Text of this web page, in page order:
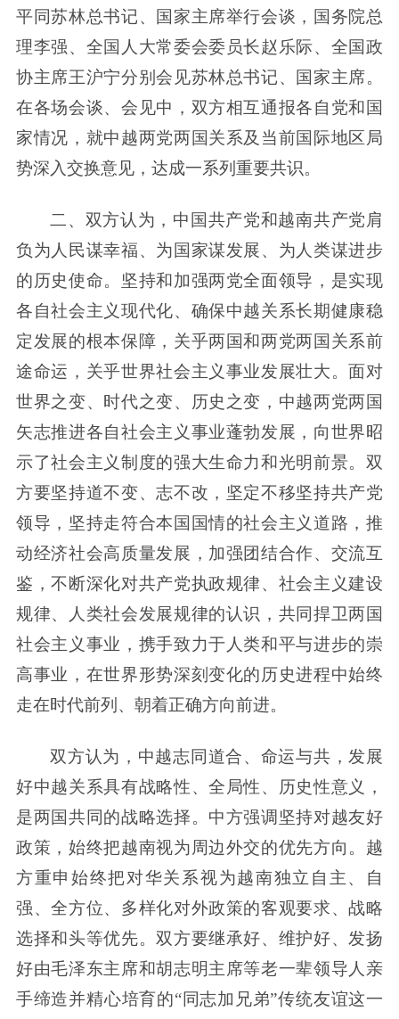
平同苏林总书记、国家主席举行会谈，国务院总
理李强、全国人大常委会委员长赵乐际、全国政
协主席王沪宁分别会见苏林总书记、国家主席。
在各场会谈、会见中，双方相互通报各自党和国
家情况，就中越两党两国关系及当前国际地区局
势深入交换意见，达成一系列重要共识。
二、双方认为，中国共产党和越南共产党肩
负为人民谋幸福、为国家谋发展、为人类谋进步
的历史使命。坚持和加强两党全面领导，是实现
各自社会主义现代化、确保中越关系长期健康稳
定发展的根本保障，关乎两国和两党两国关系前
途命运，关乎世界社会主义事业发展壮大。面对
世界之变、时代之变、历史之变，中越两党两国
矢志推进各自社会主义事业蓬勃发展，向世界昭
示了社会主义制度的强大生命力和光明前景。双
方要坚持道不变、志不改，坚定不移坚持共产党
领导，坚持走符合本国国情的社会主义道路，推
动经济社会高质量发展，加强团结合作、交流互
鉴，不断深化对共产党执政规律、社会主义建设
规律、人类社会发展规律的认识，共同捍卫两国
社会主义事业，携手致力于人类和平与进步的崇
高事业，在世界形势深刻变化的历史进程中始终
走在时代前列、朝着正确方向前进。
双方认为，中越志同道合、命运与共，发展
好中越关系具有战略性、全局性、历史性意义，
是两国共同的战略选择。中方强调坚持对越友好
政策，始终把越南视为周边外交的优先方向。越
方重申始终把对华关系视为越南独立自主、自
强、全方位、多样化对外政策的客观要求、战略
选择和头等优先。双方要继承好、维护好、发扬
好由毛泽东主席和胡志明主席等老一辈领导人亲
手缔造并精心培育的“同志加兄弟”传统友谊这一